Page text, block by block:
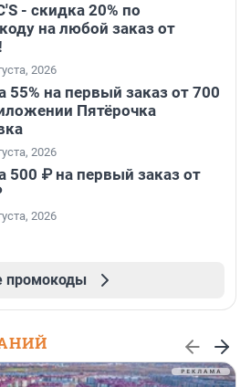
- скидка 20% по
на любой заказ от
2026
55% на первый заказ от 700
Пятёрочка
2026
500 ₽ на первый заказ от
2026
промокоды